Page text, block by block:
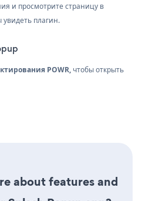
и просмотрите страницу в
плагин.
POWR, чтобы открыть
about features and